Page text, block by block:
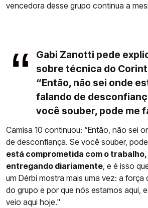
vencedora desse grupo continua a
Gabi Zanotti pede
sobre técnica do
“Então, não sei onde
falando de
você souber, pode me
Camisa 10 continuou: “Então, não sei
de desconfiança. Se você souber,
está comprometida com o
entregando diariamente, e é isso
um Dérbi mostra mais uma vez: a
do grupo e por que nós estamos aqui,
veio aqui hoje."